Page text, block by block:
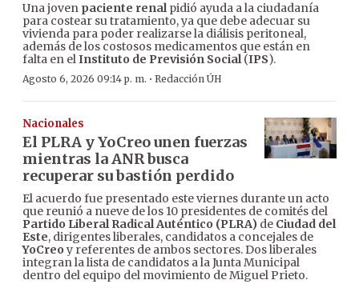
Una joven paciente renalpidió ayuda a la ciudadanía
para costear su tratamiento, ya que debe adecuar su
vivienda para poder realizarse la diálisis peritoneal,
además de los costosos medicamentos que están en
falta en elInstituto de Previsión Social(IPS).
Agosto 6, 2026 09:14 p. m. · Redacción ÚH
Nacionales
El PLRA y YoCreo unen fuerzas
mientras la ANR busca
recuperar su bastión perdido
El acuerdo fue presentado este viernes durante un acto
que reunió a nueve de los 10 presidentes de comités del
Partido Liberal Radical Auténtico (PLRA) de Ciudad del
Este, dirigentes liberales, candidatos a concejales de
YoCreo y referentes de ambos sectores. Dos liberales
integran la lista de candidatos a la Junta Municipal
dentro del equipo del movimiento de Miguel Prieto.